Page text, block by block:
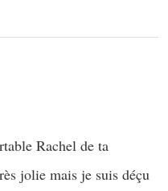
Rachel de ta
jolie mais je suis déçu